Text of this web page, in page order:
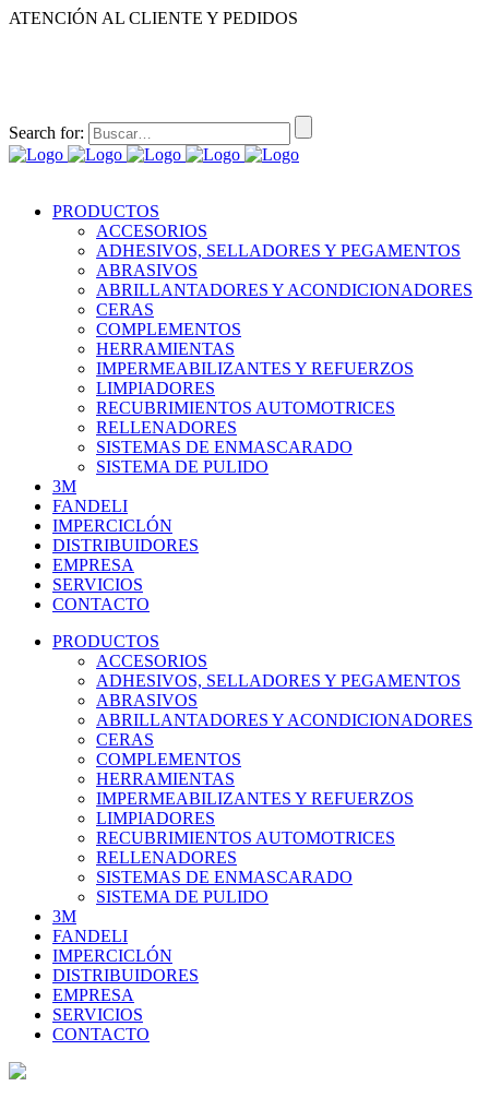
ATENCIÓN AL CLIENTE Y PEDIDOS
Search for:
PRODUCTOS
ACCESORIOS
ADHESIVOS, SELLADORES Y PEGAMENTOS
ABRASIVOS
ABRILLANTADORES Y ACONDICIONADORES
CERAS
COMPLEMENTOS
HERRAMIENTAS
IMPERMEABILIZANTES Y REFUERZOS
LIMPIADORES
RECUBRIMIENTOS AUTOMOTRICES
RELLENADORES
SISTEMAS DE ENMASCARADO
SISTEMA DE PULIDO
3M
FANDELI
IMPERCICLÓN
DISTRIBUIDORES
EMPRESA
SERVICIOS
CONTACTO
PRODUCTOS
ACCESORIOS
ADHESIVOS, SELLADORES Y PEGAMENTOS
ABRASIVOS
ABRILLANTADORES Y ACONDICIONADORES
CERAS
COMPLEMENTOS
HERRAMIENTAS
IMPERMEABILIZANTES Y REFUERZOS
LIMPIADORES
RECUBRIMIENTOS AUTOMOTRICES
RELLENADORES
SISTEMAS DE ENMASCARADO
SISTEMA DE PULIDO
3M
FANDELI
IMPERCICLÓN
DISTRIBUIDORES
EMPRESA
SERVICIOS
CONTACTO